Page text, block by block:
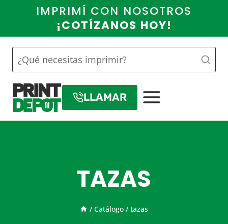
contenido
IMPRIMÍ CON NOSOTROS
¡COTÍZANOS HOY!
LLAMAR
TAZAS
/ Catálogo / tazas